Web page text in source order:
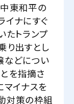
東和平の
イナにすぐ
たトランプ
り出すとし
などについ
を指摘さ
マイナスを
対策の枠組